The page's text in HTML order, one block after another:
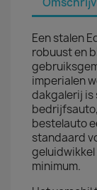
Een stalen
robuust en
imperialen
dakgalerij is
bestelauto
standaard
minimum.